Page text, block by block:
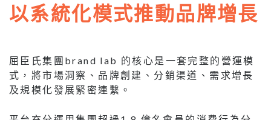
以系統化模式推動品牌增長
屈臣氏集團brand lab 的核心是一套完整的營運模
式，將市場洞察、品牌創建、分銷渠道、需求增長
及規模化發展緊密連繫。